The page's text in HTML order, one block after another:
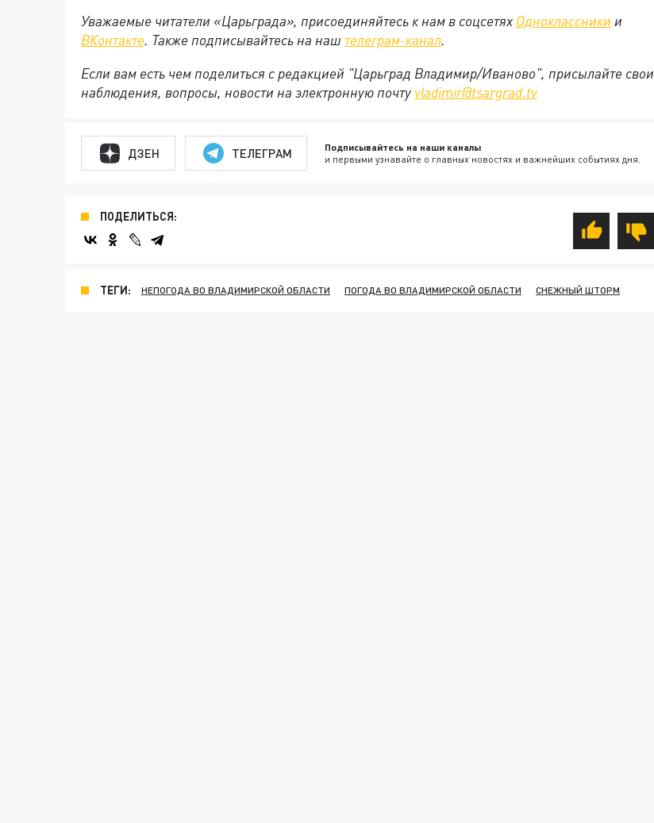
Уважаемые читатели «Царьграда», присоединяйтесь к нам в соцсетях Одноклассники и
ВКонтакте. Также подписывайтесь на наш телеграм-канал.
Если вам есть чем поделиться с редакцией "Царьград Владимир/Иваново", присылайте свои
наблюдения, вопросы, новости на электронную почту vladimir@tsargrad.tv
ДЗЕН ТЕЛЕГРАМ Подписывайтесь на наши каналы
и первыми узнавайте о главных новостях и важнейших событиях дня.
ПОДЕЛИТЬСЯ:
ТЕГИ: НЕПОГОДА ВО ВЛАДИМИРСКОЙ ОБЛАСТИ ПОГОДА ВО ВЛАДИМИРСКОЙ ОБЛАСТИ СНЕЖНЫЙ ШТОРМ